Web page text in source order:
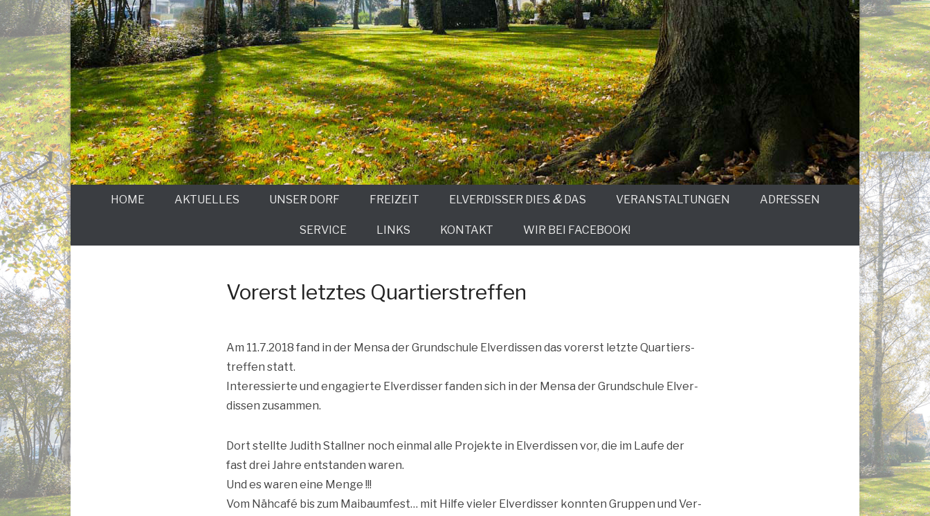
HOME AKTUELLES UNSER DORF FREIZEIT ELVERDISSER DIES &DAS VERANSTALTUNGEN ADRESSEN
SERVICE LINKS KONTAKT WIR BEI FACEBOOK!
Vorerst letztes Quartierstreffen
Am 11.7.2018 fand in der Men­sa der Grund­schu­le Elver­dis­sen das vor­erst letz­te Quar­tiers­
tref­fen statt.
Inter­es­sier­te und enga­gier­te Elver­dis­ser fan­den sich in der Men­sa der Grund­schu­le Elver­
dis­sen zusammen.
Dort stell­te Judith Stall­ner noch ein­mal alle Pro­jek­te in Elver­dis­sen vor, die im Lau­fe der
fast drei Jah­re ent­stan­den waren.
Und es waren eine Menge !!!
Vom Näh­ca­fé bis zum Mai­baum­fest… mit Hil­fe vie­ler Elver­dis­ser konn­ten Grup­pen und Ver­